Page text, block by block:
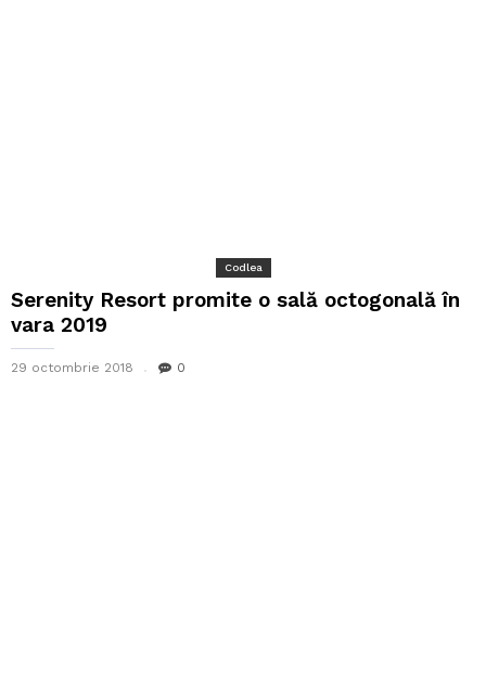
Codlea
Serenity Resort promite o sală octogonală în
vara 2019
29 octombrie 2018 0